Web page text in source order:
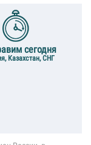
сегодня
Казахстан, СНГ